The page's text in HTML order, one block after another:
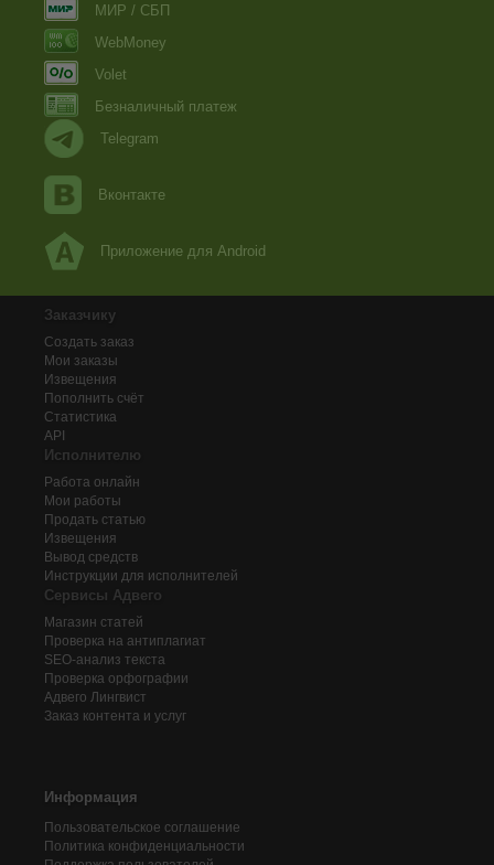
МИР / СБП
WebMoney
Volet
Безналичный платеж
Telegram
Вконтакте
Приложение для Android
Заказчику
Создать заказ
Мои заказы
Извещения
Пополнить счёт
Статистика
API
Исполнителю
Работа онлайн
Мои работы
Продать статью
Извещения
Вывод средств
Инструкции для исполнителей
Сервисы Адвего
Магазин статей
Проверка на антиплагиат
SEO-анализ текста
Проверка орфографии
Адвего Лингвист
Заказ контента и услуг
Информация
Пользовательское соглашение
Политика конфиденциальности